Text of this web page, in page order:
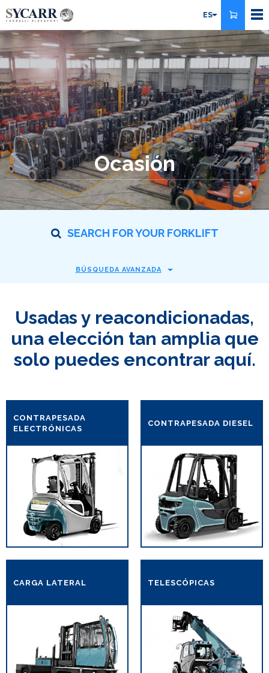
Pasar
al
contenido
principal
Ocasión
SEARCH FOR YOUR FORKLIFT
BÚSQUEDA AVANZADA
Usadas y reacondicionadas,
una elección tan amplia que
solo puedes encontrar aquí.
CONTRAPESADA
ELECTRÓNICAS
CONTRAPESADA DIESEL
CARGA LATERAL TELESCÓPICAS
ES